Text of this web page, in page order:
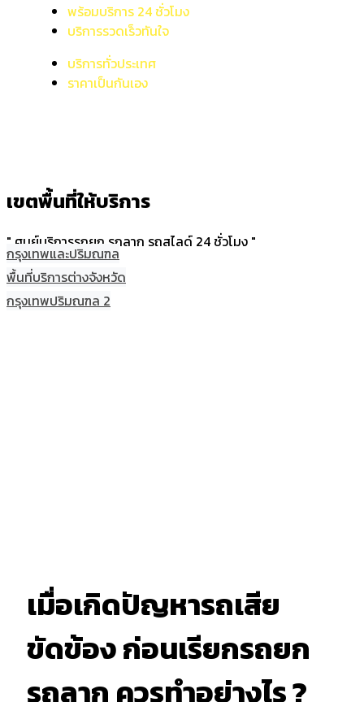
พร้อมบริการ 24 ชั่วโมง
บริการรวดเร็วทันใจ
บริการทั่วประเทศ
ราคาเป็นกันเอง
เขตพื้นที่ให้บริการ
" ศูนย์บริการรถยก รถลาก รถสไลด์ 24 ชั่วโมง "
กรุงเทพและปริมณฑล
พื้นที่บริการต่างจังหวัด
กรุงเทพปริมณฑล 2
เมื่อเกิดปัญหารถเสีย
ขัดข้อง ก่อนเรียกรถยก
รถลาก ควรทำอย่างไร ?